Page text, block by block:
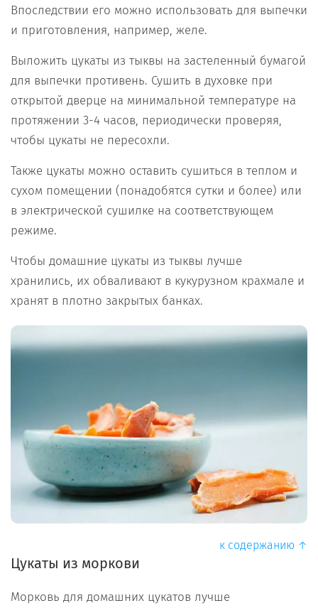
Впоследствии его можно использовать для выпечки
и приготовления, например, желе.
Выложить цукаты из тыквы на застеленный бумагой
для выпечки противень. Сушить в духовке при
открытой дверце на минимальной температуре на
протяжении 3-4 часов, периодически проверяя,
чтобы цукаты не пересохли.
Также цукаты можно оставить сушиться в теплом и
сухом помещении (понадобятся сутки и более) или
в электрической сушилке на соответствующем
режиме.
Чтобы домашние цукаты из тыквы лучше
хранились, их обваливают в кукурузном крахмале и
хранят в плотно закрытых банках.
к содержанию ↑
Цукаты из моркови
Морковь для домашних цукатов лучше